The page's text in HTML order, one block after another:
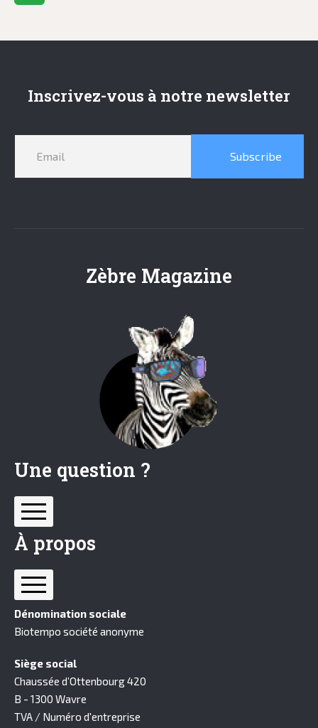
Inscrivez-vous à notre newsletter
Subscribe
Zèbre Magazine
Une question ?
FAQ
Nous contacter
Mes informations
À propos
Qui sommes nous ?
Nos engagements
Confidentialité des Données
Dénomination sociale
Biotempo société anonyme
Siège social
Chaussée d’Ottenbourg 420
B - 1300 Wavre
TVA / Numéro d'entreprise